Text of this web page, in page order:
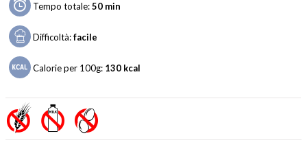
Tempo totale:50 min
Difficoltà:facile
Calorie per 100g: 130 kcal